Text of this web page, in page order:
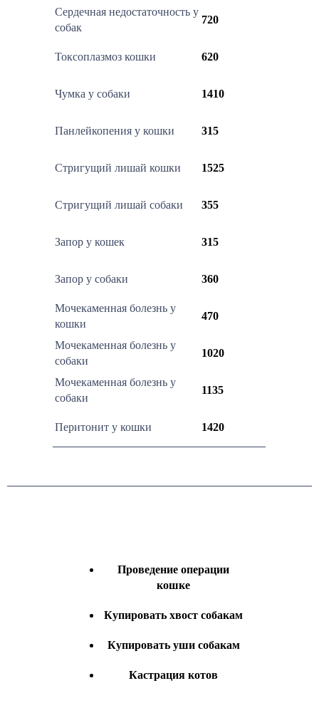
Сердечная недостаточность у
собак
720
Токсоплазмоз кошки 620
Чумка у собаки 1410
Панлейкопения у кошки 315
Стригущий лишай кошки 1525
Стригущий лишай собаки 355
Запор у кошек 315
Запор у собаки 360
Мочекаменная болезнь у
кошки
470
Мочекаменная болезнь у
собаки
1020
Мочекаменная болезнь у
собаки
1135
Перитонит у кошки 1420
Проведение операции
кошке
Купировать хвост собакам
Купировать уши собакам
Кастрация котов